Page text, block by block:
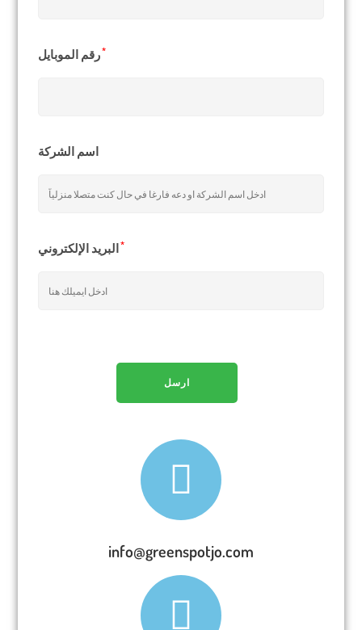
رقم الموبايل*
اسم الشركة
البريد الإلكتروني*
info@greenspotjo.com